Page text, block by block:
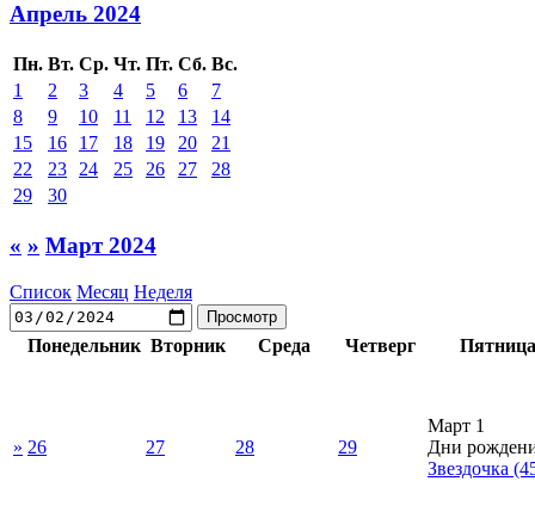
Апрель 2024
Пн. Вт. Ср. Чт. Пт. Сб. Вс.
1
2 3 4 5 6
7
8
9 10 11 12 13
14
15
16 17 18 19 20
21
22
23 24 25 26 27
28
29
30
« » Март 2024
Список Месяц Неделя
Понедельник Вторник Среда Четверг Пятница
» 26 27 28 29
Март 1
Дни
Звездочка